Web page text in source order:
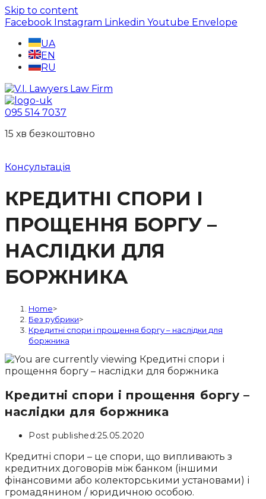
Skip to content
Facebook Instagram Linkedin Youtube Envelope
UA
EN
RU
095 514 7037
15 хв безкоштовно
Консультація
КРЕДИТНІ СПОРИ І
ПРОЩЕННЯ БОРГУ –
НАСЛІДКИ ДЛЯ
БОРЖНИКА
Home>
Без рубрики>
Кредитні спори і прощення боргу – наслідки для
боржника
Кредитні спори і прощення боргу –
наслідки для боржника
Post published:25.05.2020
Кредитні спори – це спори, що випливають з
кредитних договорів між банком (іншими
фінансовими або колекторськими установами) і
громадянином / юридичною особою.